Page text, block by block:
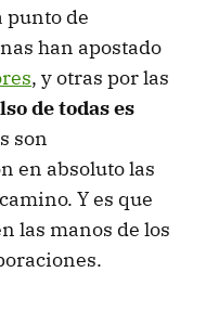
punto de
han apostado
, y otras por las
de todas es
son
en absoluto las
Y es que
las manos de los